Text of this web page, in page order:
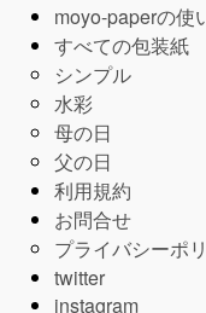
moyo-paperの使
すべての包装紙
シンプル
水彩
母の日
父の日
利用規約
お問合せ
プライバシーポ
twitter
instagram